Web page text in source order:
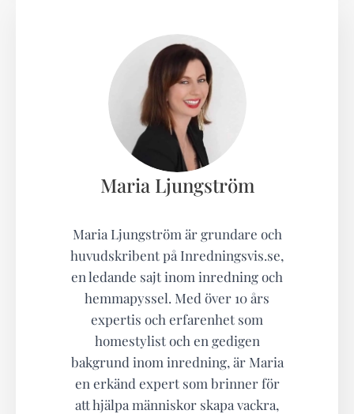
Maria Ljungström
Maria Ljungström är grundare och
huvudskribent på Inredningsvis.se,
en ledande sajt inom inredning och
hemmapyssel. Med över 10 års
expertis och erfarenhet som
homestylist och en gedigen
bakgrund inom inredning, är Maria
en erkänd expert som brinner för
att hjälpa människor skapa vackra,